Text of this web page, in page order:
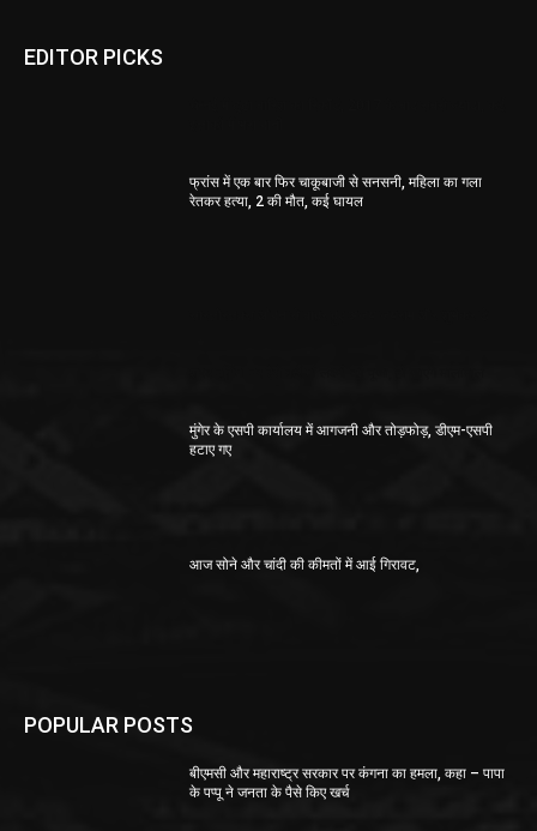
EDITOR PICKS
फ्रांस में एक बार फिर चाकूबाजी से सनसनी, महिला का गला
रेतकर हत्या, 2 की मौत, कई घायल
मुंगेर के एसपी कार्यालय में आगजनी और तोड़फोड़, डीएम-एसपी
हटाए गए
आज सोने और चांदी की कीमतों में आई गिरावट,
POPULAR POSTS
बीएमसी और महाराष्ट्र सरकार पर कंगना का हमला, कहा – पापा
के पप्पू ने जनता के पैसे किए खर्च